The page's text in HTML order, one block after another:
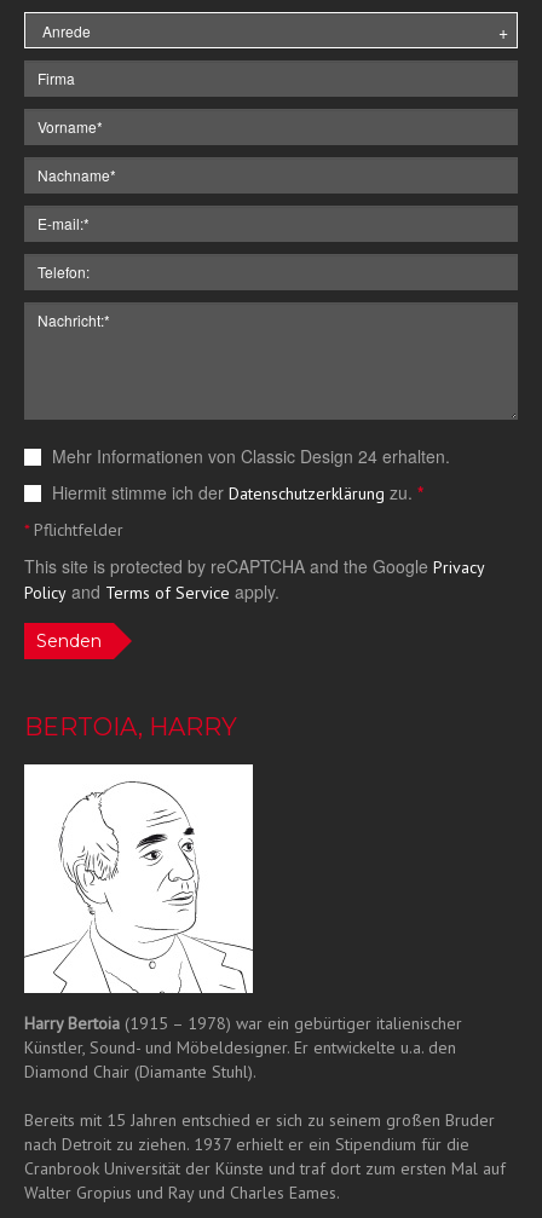
Mehr Informationen von Classic Design 24 erhalten.
Hiermit stimme ich der Datenschutzerklärung zu. *
*Pflichtfelder
This site is protected by reCAPTCHA and the Google Privacy
Policy and Terms of Service apply.
Senden
BERTOIA, HARRY
Harry Bertoia (1915 – 1978) war ein gebürtiger italienischer
Künstler, Sound- und Möbeldesigner. Er entwickelte u.a. den
Diamond Chair (Diamante Stuhl).
Bereits mit 15 Jahren entschied er sich zu seinem großen Bruder
nach Detroit zu ziehen. 1937 erhielt er ein Stipendium für die
Cranbrook Universität der Künste und traf dort zum ersten Mal auf
Walter Gropius und Ray und Charles Eames.